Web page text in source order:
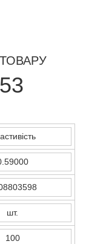
шт.
100